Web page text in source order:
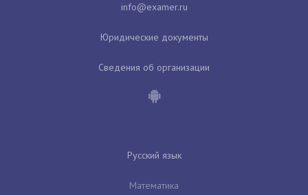
Юридические документы
Сведения об организации
Русский язык
Математика